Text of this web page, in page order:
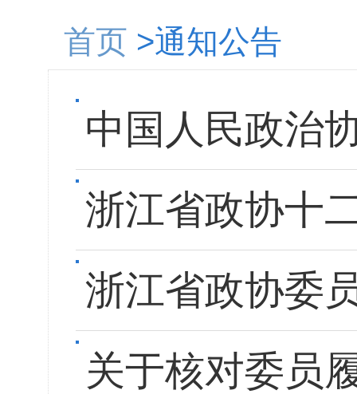
首页 >通知公告
中国人民政治
浙江省政协十
浙江省政协委
关于核对委员